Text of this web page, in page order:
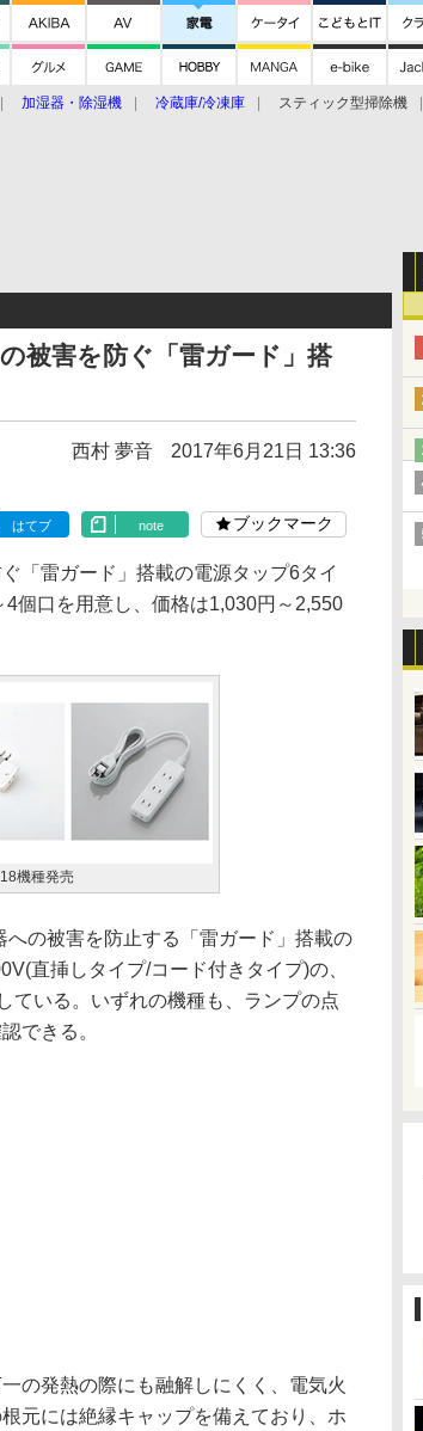
加湿器・除湿機 冷蔵庫/冷凍庫 スティック型掃除機
被害を防ぐ「雷ガード」搭
西村 夢音 2017年6月21日 13:36
はてブ note ブックマーク
「雷ガード」搭載の電源タップ6タイ
個口を用意し、価格は1,030円～2,550
機種発売
の被害を防止する「雷ガード」搭載の
直挿しタイプ/コード付きタイプ)の、
ている。いずれの機種も、ランプの点
できる。
の発熱の際にも融解しにくく、電気火
元には絶縁キャップを備えており、ホ